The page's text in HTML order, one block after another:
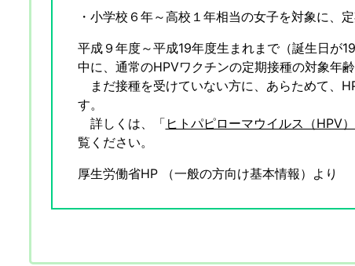
・小学校６年～高校１年相当の女子を対象に、
平成９年度～平成19年度生まれまで（誕生日が
中に、通常のHPVワクチンの定期接種の対象年
まだ接種を受けていない方に、あらためて、
す。
詳しくは、「 ヒトパピローマウイルス（HPV
覧ください。
厚生労働省HP （一般の方向け基本情報）より